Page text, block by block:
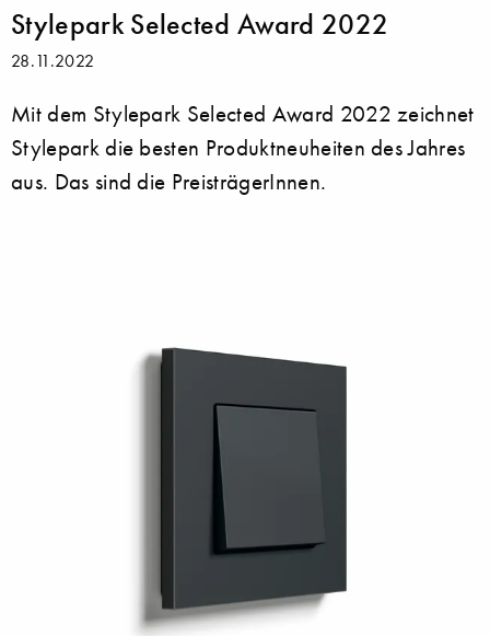
Stylepark Selected Award 2022
28.11.2022
Mit dem Stylepark Selected Award 2022 zeichnet
Stylepark die besten Produktneuheiten des Jahres
aus. Das sind die PreisträgerInnen.